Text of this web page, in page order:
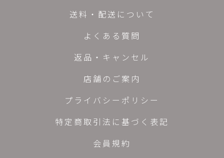
送料・配送について
よくある質問
返品・キャンセル
店舗のご案内
プライバシーポリシー
特定商取引法に基づく表記
会員規約